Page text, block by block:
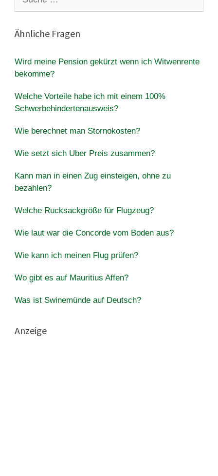
nach:
Ähnliche Fragen
Wird meine Pension gekürzt wenn ich Witwenrente
bekomme?
Welche Vorteile habe ich mit einem 100%
Schwerbehindertenausweis?
Wie berechnet man Stornokosten?
Wie setzt sich Uber Preis zusammen?
Kann man in einen Zug einsteigen, ohne zu
bezahlen?
Welche Rucksackgröße für Flugzeug?
Wie laut war die Concorde vom Boden aus?
Wie kann ich meinen Flug prüfen?
Wo gibt es auf Mauritius Affen?
Was ist Swinemünde auf Deutsch?
Anzeige